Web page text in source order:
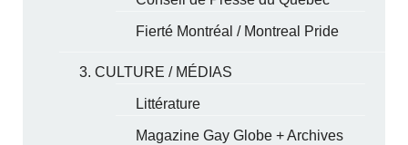
Fierté Montréal / Montreal Pride
3. CULTURE / MÉDIAS
Littérature
Magazine Gay Globe + Archives